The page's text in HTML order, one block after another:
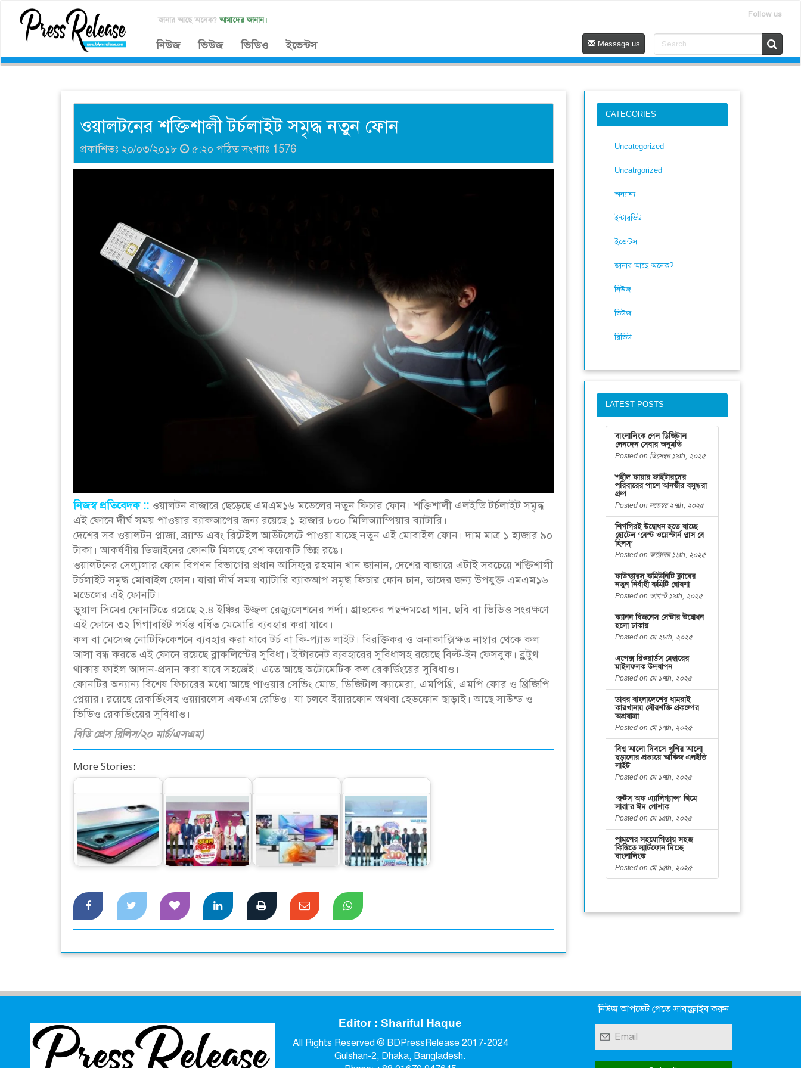
জানার আছে অনেক? আমাদের জানান।
Follow us
নিউজ ভিউজ ভিডিও ইভেন্টস Message us
ওয়ালটনের শক্তিশালী টর্চলাইট সমৃদ্ধ নতুন ফোন
প্রকাশিতঃ ২০/০৩/২০১৮ ৫:২০ পঠিত সংখ্যাঃ 1576
নিজস্ব প্রতিবেদক :: ওয়ালটন বাজারে ছেড়েছে এমএম১৬ মডেলের নতুন ফিচার ফোন। শক্তিশালী এলইডি টর্চলাইট সমৃদ্ধ
এই ফোনে দীর্ঘ সময় পাওয়ার ব্যাকআপের জন্য রয়েছে ১ হাজার ৮০০ মিলিঅ্যাম্পিয়ার ব্যাটারি।
দেশের সব ওয়ালটন প্লাজা, ব্র্যান্ড এবং রিটেইল আউটলেটে পাওয়া যাচ্ছে নতুন এই মোবাইল ফোন। দাম মাত্র ১ হাজার ৯০
টাকা। আকর্ষণীয় ডিজাইনের ফোনটি মিলছে বেশ কয়েকটি ভিন্ন রঙে।
ওয়ালটনের সেল্যুলার ফোন বিপণন বিভাগের প্রধান আসিফুর রহমান খান জানান, দেশের বাজারে এটাই সবচেয়ে শক্তিশালী
টর্চলাইট সমৃদ্ধ মোবাইল ফোন। যারা দীর্ঘ সময় ব্যাটারি ব্যাকআপ সমৃদ্ধ ফিচার ফোন চান, তাদের জন্য উপযুক্ত এমএম১৬
মডেলের এই ফোনটি।
ডুয়াল সিমের ফোনটিতে রয়েছে ২.৪ ইঞ্চির উজ্জ্বল রেজ্যুলেশনের পর্দা। গ্রাহকের পছন্দমতো গান, ছবি বা ভিডিও সংরক্ষণে
এই ফোনে ৩২ গিগাবাইট পর্যন্ত বর্ধিত মেমোরি ব্যবহার করা যাবে।
কল বা মেসেজ নোটিফিকেশনে ব্যবহার করা যাবে টর্চ বা কি-প্যাড লাইট। বিরক্তিকর ও অনাকাক্সিক্ষত নাম্বার থেকে কল
আসা বন্ধ করতে এই ফোনে রয়েছে ব্লাকলিস্টের সুবিধা। ইন্টারনেট ব্যবহারের সুবিধাসহ রয়েছে বিল্ট-ইন ফেসবুক। ব্লুটুথ
থাকায় ফাইল আদান-প্রদান করা যাবে সহজেই। এতে আছে অটোমেটিক কল রেকর্ডিংয়ের সুবিধাও।
ফোনটির অন্যান্য বিশেষ ফিচারের মধ্যে আছে পাওয়ার সেভিং মোড, ডিজিটাল ক্যামেরা, এমপিথ্রি, এমপি ফোর ও থ্রিজিপি
প্লেয়ার। রয়েছে রেকর্ডিংসহ ওয়্যারলেস এফএম রেডিও। যা চলবে ইয়ারফোন অথবা হেডফোন ছাড়াই। আছে সাউন্ড ও
ভিডিও রেকর্ডিংয়ের সুবিধাও।
বিডি প্রেস রিলিস/২০ মার্চ/এসএম)
More Stories:
ওয়ালটন বাজারে
ছেড়েছে নেক্সজি সিরিজের
নতুন মডেলের…
ওয়ালটন পণ্য কিনে ২০
লাখ টাকা পাওয়ার
সুযোগ
ফোরকে ডিসপ্লেসহ ৯
মডেলের ওয়ালটন
মনিটর বাজারে
ওয়ালটন ফ্রিজ কিনে
কোটি কোটি টাকার
ক্যাশব্যাকের সুযোগ
CATEGORIES
Uncategorized
Uncatrgorized
অন্যান্য
ইন্টারভিউ
ইভেন্টস
জানার আছে অনেক?
নিউজ
ভিউজ
রিভিউ
LATEST POSTS
বাংলালিংক পেল ডিজিটাল
লেনদেন সেবার অনুমতি
Posted on ডিসেম্বর ১৯th, ২০২৫
শহীদ ফায়ার ফাইটারদের
পরিবারের পাশে আনভীর বসুন্ধরা
গ্রুপ
Posted on নভেম্বর ২৭th, ২০২৫
শিগগিরই উদ্বোধন হতে যাচ্ছে
হোটেল ‘বেস্ট ওয়েস্টার্ন প্লাস বে
হিলস্’
Posted on অক্টোবর ১৬th, ২০২৫
ফাউন্ডারস কমিউনিটি ক্লাবের
নতুন নির্বাহী কমিটি ঘোষণা
Posted on আগস্ট ১৯th, ২০২৫
ক্যানন বিজনেস সেন্টার উদ্বোধন
হলো ঢাকায়
Posted on মে ২৮th, ২০২৫
এপেক্স রিওয়ার্ডস মেম্বারের
মাইলফলক উদযাপন
Posted on মে ১৭th, ২০২৫
ডাবর বাংলাদেশের ধামরাই
কারখানায় সৌরশক্তি প্রকল্পের
অগ্রযাত্রা
Posted on মে ১৭th, ২০২৫
বিশ্ব আলো দিবসে খুশির আলো
ছড়ানোর প্রত্যয়ে আকিজ এলইডি
লাইট
Posted on মে ১৭th, ২০২৫
‘রুটস অফ এ্যালিগ্যান্স’ থিমে
সারা’র ঈদ পোশাক
Posted on মে ১৫th, ২০২৫
পামপের সহযোগিতায় সহজ
কিস্তিতে স্মার্টফোন দিচ্ছে
বাংলালিংক
Posted on মে ১৫th, ২০২৫
Editor : Shariful Haque
All Rights Reserved © BDPressRelease 2017-2024
Gulshan-2, Dhaka, Bangladesh.
নিউজ আপডেট পেতে সাবস্ক্রাইব করুন